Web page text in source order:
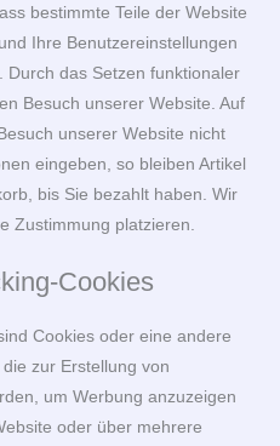
bestimmte Teile der Website
Ihre Benutzereinstellungen
das Setzen funktionaler
Besuch unserer Website. Auf
unserer Website nicht
eingeben, so bleiben Artikel
bis Sie bezahlt haben. Wir
Zustimmung platzieren.
Cookies
Cookies oder eine andere
zur Erstellung von
um Werbung anzuzeigen
oder über mehrere